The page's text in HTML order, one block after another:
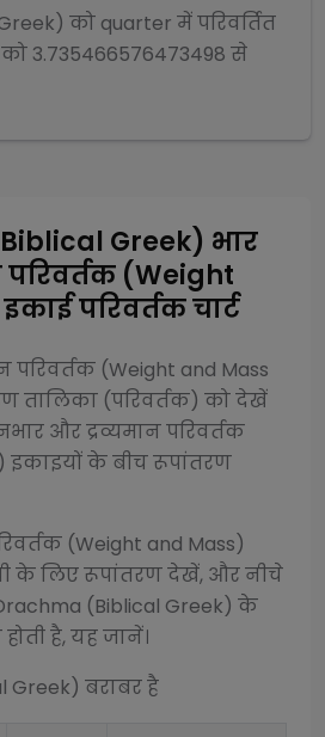
को quarter में परिवर्तित
3.735466576473498 से
Greek) भार
परिवर्तक (Weight
इकाई परिवर्तक चार्ट
परिवर्तक (Weight and Mass
तालिका (परिवर्तक) को देखें
भार और द्रव्यमान परिवर्तक
इकाइयों के बीच रूपांतरण
(Weight and Mass)
के लिए रूपांतरण देखें, और नीचे
(Biblical Greek) के
है, यह जानें।
Greek) बराबर है